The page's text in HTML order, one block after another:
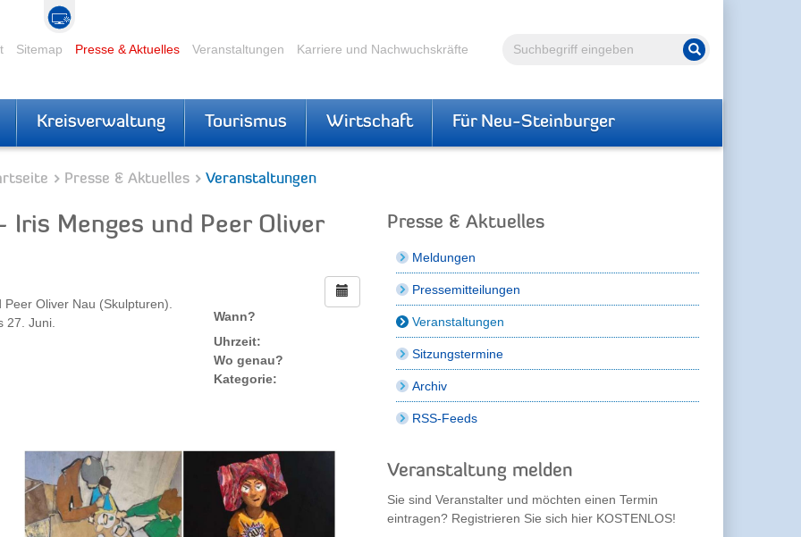
Volltextsuche Suche starten
Sitemap Presse & Aktuelles Veranstaltungen Karriere und Nachwuchskräfte
Kreisverwaltung Tourismus Wirtschaft Für Neu-Steinburger
Presse & Aktuelles Veranstaltungen
Iris Menges und Peer Oliver
Oliver Nau (Skulpturen).
27. Juni.
Wann?
Uhrzeit:
Wo genau?
Kategorie:
Presse & Aktuelles
Meldungen
Pressemitteilungen
Veranstaltungen
Sitzungstermine
Archiv
RSS-Feeds
Veranstaltung melden
Sie sind Veranstalter und möchten einen Termin
eintragen? Registrieren Sie sich hier KOSTENLOS!